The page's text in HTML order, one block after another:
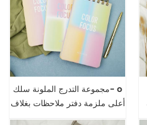
مجموعة التدرج الملونة سلك- o
أعلى ملزمة دفتر ملاحظات بغلاف
مقوى